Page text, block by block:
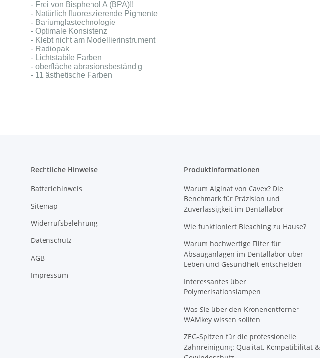
- Frei von Bisphenol A (BPA)!!
- Natürlich fluoreszierende Pigmente
- Bariumglastechnologie
- Optimale Konsistenz
- Klebt nicht am Modellierinstrument
- Radiopak
- Lichtstabile Farben
- oberfläche abrasionsbeständig
- 11 ästhetische Farben
Rechtliche Hinweise
Batteriehinweis
Sitemap
Widerrufsbelehrung
Datenschutz
AGB
Impressum
Produktinformationen
Warum Alginat von Cavex? Die
Benchmark für Präzision und
Zuverlässigkeit im Dentallabor
Wie funktioniert Bleaching zu Hause?
Warum hochwertige Filter für
Absauganlagen im Dentallabor über
Leben und Gesundheit entscheiden
Interessantes über
Polymerisationslampen
Was Sie über den Kronenentferner
WAMkey wissen sollten
ZEG-Spitzen für die professionelle
Zahnreinigung: Qualität, Kompatibilität &